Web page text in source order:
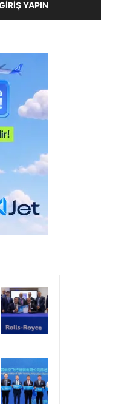
YAPIN